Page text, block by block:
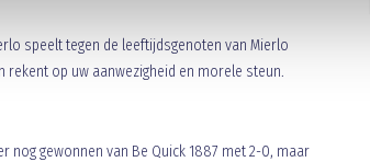
speelt tegen de leeftijdsgenoten van Mierlo
rekent op uw aanwezigheid en morele steun.
nog gewonnen van Be Quick 1887 met 2-0, maar